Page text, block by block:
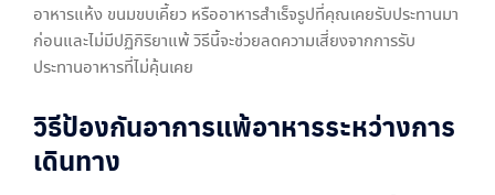
อาหารแห้ง ขนมขบเคี้ยว หรืออาหารสำเร็จรูปที่คุณเคยรับประทานมา
ก่อนและไม่มีปฏิกิริยาแพ้ วิธีนี้จะช่วยลดความเสี่ยงจากการรับ
ประทานอาหารที่ไม่คุ้นเคย
วิธีป้องกันอาการแพ้อาหารระหว่างการ
เดินทาง